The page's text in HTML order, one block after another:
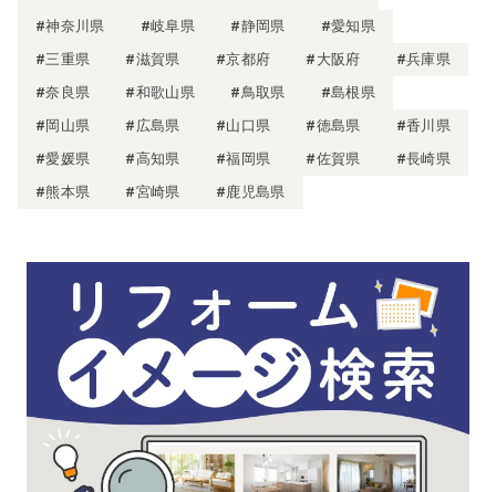
#神奈川県
#岐阜県 #静岡県
#愛知県
#三重県
#滋賀県 #京都府 #大阪府
#兵庫県
#奈良県
#和歌山県 #鳥取県
#島根県
#岡山県
#広島県 #山口県 #徳島県
#香川県
#愛媛県
#高知県 #福岡県 #佐賀県
#長崎県
#熊本県
#宮崎県 #鹿児島県